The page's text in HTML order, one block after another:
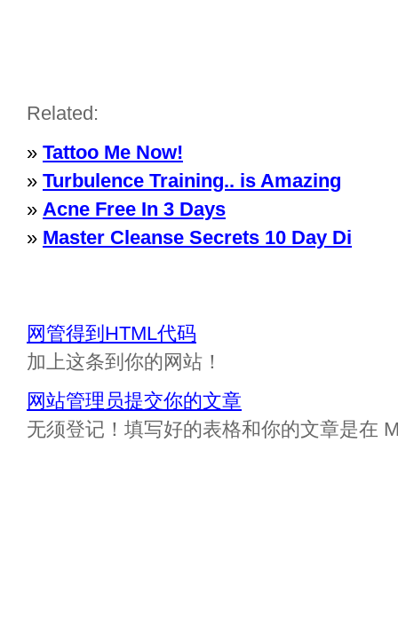
Related:
» Tattoo Me Now!
» Turbulence Training.. is Amazing
» Acne Free In 3 Days
» Master Cleanse Secrets 10 Day Di
网管得到HTML代码
加上这条到你的网站！
网站管理员提交你的文章
无须登记！填写好的表格和你的文章是在